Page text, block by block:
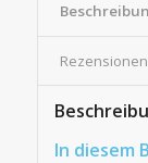
In diesem